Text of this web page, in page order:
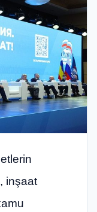
inşaat